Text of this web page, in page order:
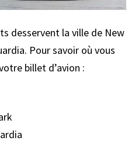
desservent la ville de New
Pour savoir où vous
billet d’avion :